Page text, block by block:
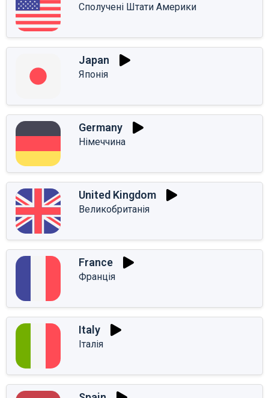
Сполучені Штати Америки
Japan
Японія
Germany
Німеччина
United Kingdom
Великобританія
France
Франція
Italy
Італія